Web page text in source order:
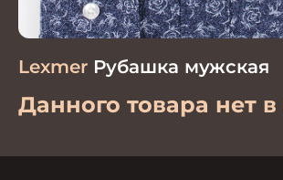
Lexmer Рубашка мужская
Данного товара нет